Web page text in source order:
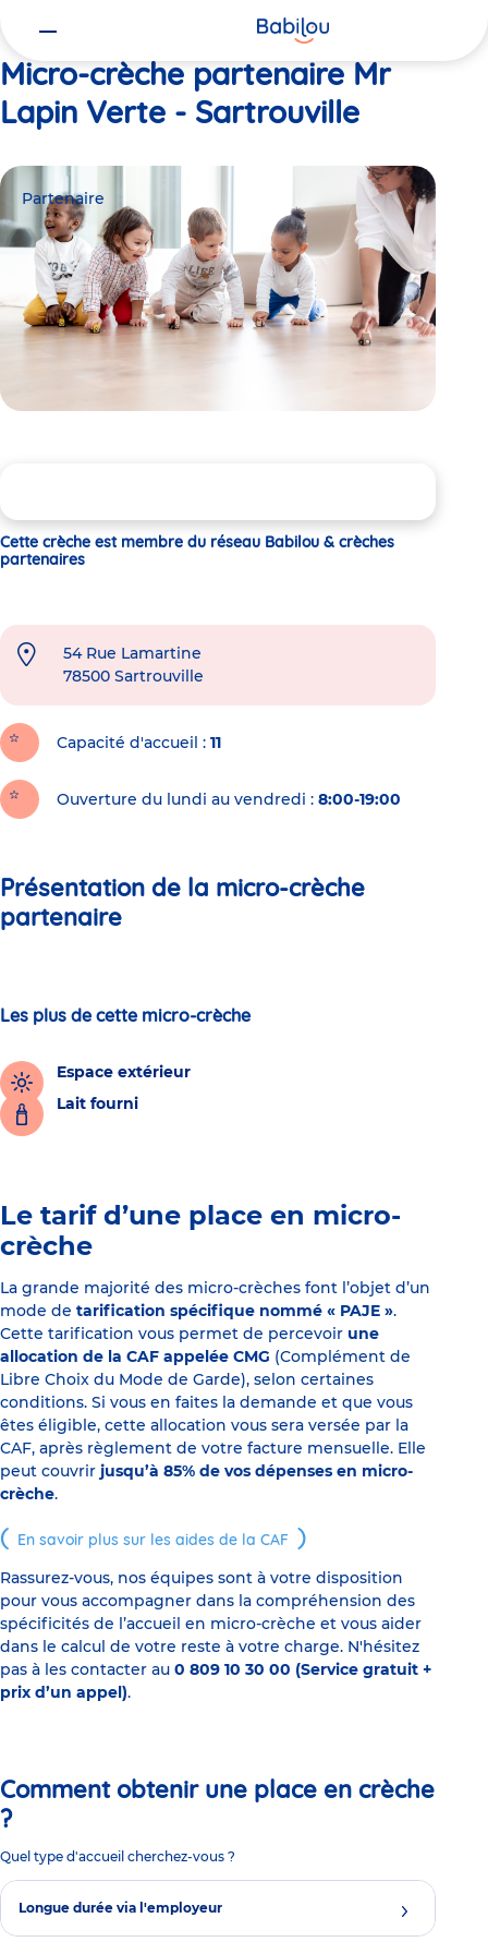
Micro-crèche partenaire Mr
Lapin Verte - Sartrouville
Partenaire
Cette crèche est membre du réseau Babilou & crèches
partenaires
54 Rue Lamartine
78500 Sartrouville
Capacité d'accueil 11
Ouverture du lundi au vendredi : 8:00-19:00
Présentation de la micro-crèche
partenaire
Les plus de cette micro-crèche
Espace extérieur
Lait fourni
Le tarif d’une place en micro-
crèche
La grande majorité des micro-crèches font l’objet d’un
mode de tarification spécifique nommé « PAJE ».
Cette tarification vous permet de percevoir une
allocation de la CAF appelée CMG (Complément de
Libre Choix du Mode de Garde), selon certaines
conditions. Si vous en faites la demande et que vous
êtes éligible, cette allocation vous sera versée par la
CAF, après règlement de votre facture mensuelle. Elle
peut couvrir jusqu’à 85% de vos dépenses en micro-
crèche.
En savoir plus sur les aides de la CAF
Rassurez-vous, nos équipes sont à votre disposition
pour vous accompagner dans la compréhension des
spécificités de l’accueil en micro-crèche et vous aider
dans le calcul de votre reste à votre charge. N'hésitez
pas à les contacter au 0 809 10 30 00 (Service gratuit +
prix d’un appel).
Comment obtenir une place en crèche
?
Quel type d'accueil cherchez-vous ?
Longue durée via l'employeur